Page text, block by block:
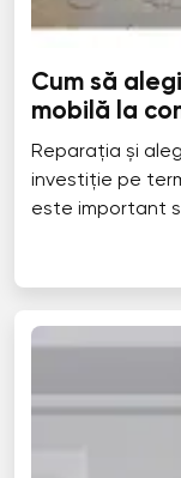
Cum să
mobilă la
Reparația și
investiție pe
este important